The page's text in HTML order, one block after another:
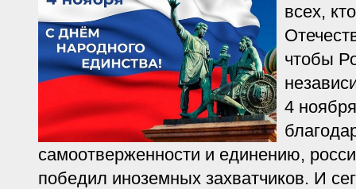
всех,
чтобы
4
самоотверженности и единению,
победил иноземных захватчиков. И